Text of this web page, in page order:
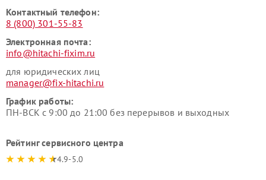
Контактный телефон:
8 (800) 301-55-83
Электронная почта:
info@hitachi-fixim.ru
для юридических лиц
manager@fix-hitachi.ru
График работы:
ПН-ВСК с 9:00 до 21:00 без перерывов и выходных
Рейтинг сервисного центра
4.9-5.0